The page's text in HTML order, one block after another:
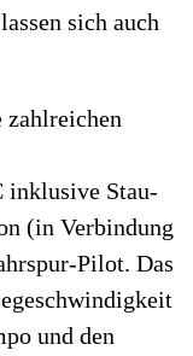
sich auch
inklusive Stau-
(in Verbindung
Pilot. Das
und den